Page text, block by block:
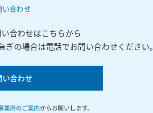
い合わせ
合わせはこちらから
の場合は電話でお問い合わせください。
い合わせ
業所のご案内からお願いします。